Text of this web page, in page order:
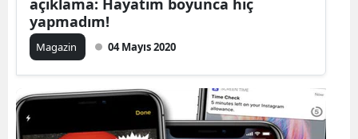
yapmadım!
Magazin 04 Mayıs 2020